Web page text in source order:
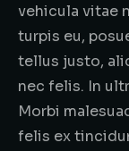
vehicula vitae
turpis eu,
tellus justo,
nec felis. In
Morbi
felis ex